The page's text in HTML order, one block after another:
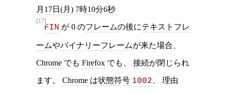
月17日(月) 7時10分6秒
[17]
FIN が 0 のフレームの後にテキストフレ
ームやバイナリーフレームが来た場合、
Chrome でも Firefox でも、 接続が閉じられ
ます。 Chrome は状態符号 1002 、 理由